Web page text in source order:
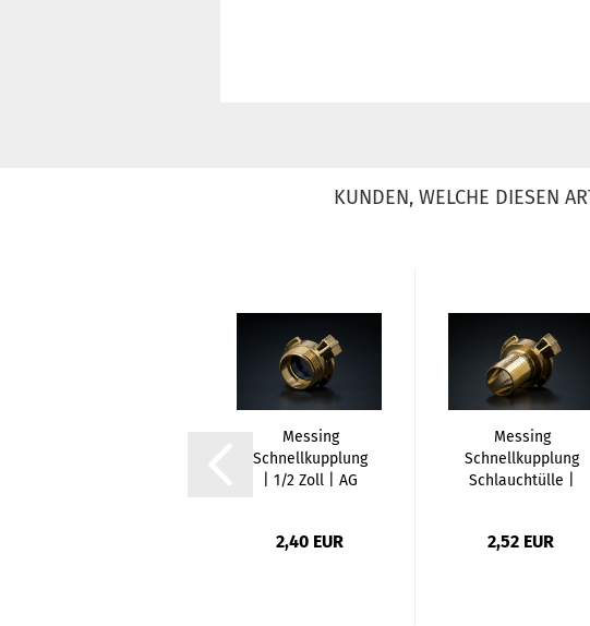
KUNDEN, WELCHE DIESEN
Messing
Schnellkupplung
| 1/2 Zoll | AG
2,40 EUR
Messing
Schnellkupplung
Schlauchtülle |
2,52 EUR